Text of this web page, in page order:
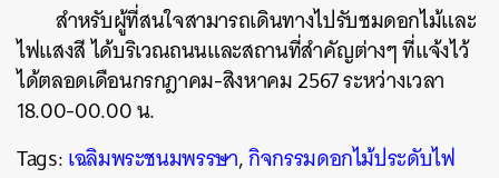
สำหรับผู้ที่สนใจสามารถเดินทางไปรับชมดอกไม้และ
ไฟแสงสี ได้บริเวณถนนและสถานที่สำคัญต่างๆ ที่แจ้งไว้
ได้ตลอดเดือนกรกฎาคม-สิงหาคม 2567 ระหว่างเวลา
18.00-00.00 น.
Tags:เฉลิมพระชนมพรรษา,กิจกรรมดอกไม้ประดับไฟ